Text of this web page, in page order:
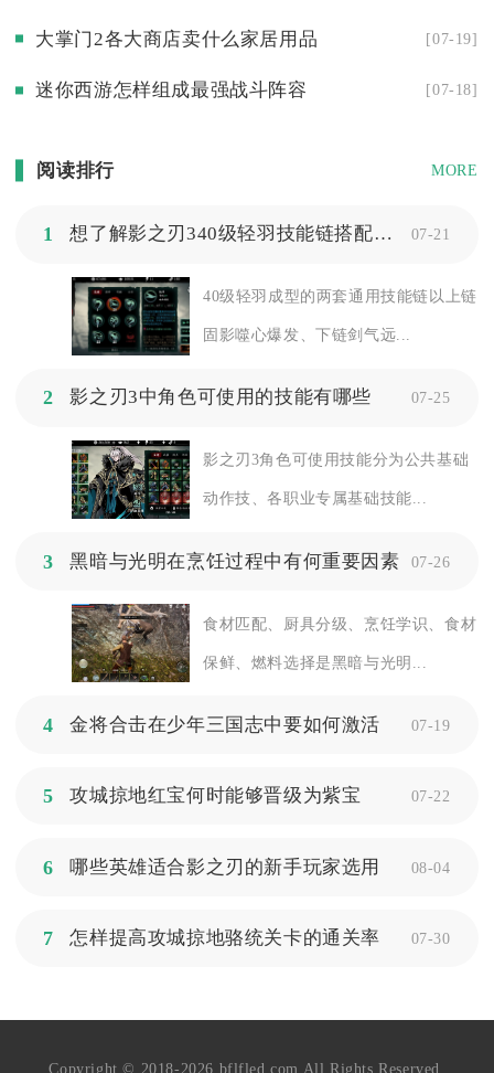
大掌门2各大商店卖什么家居用品 [07-19]
迷你西游怎样组成最强战斗阵容 [07-18]
阅读排行 MORE
1 想了解影之刃340级轻羽技能链搭配攻略吗 07-21
40级轻羽成型的两套通用技能链以上链
固影噬心爆发、下链剑气远...
2 影之刃3中角色可使用的技能有哪些 07-25
影之刃3角色可使用技能分为公共基础
动作技、各职业专属基础技能...
3 黑暗与光明在烹饪过程中有何重要因素 07-26
食材匹配、厨具分级、烹饪学识、食材
保鲜、燃料选择是黑暗与光明...
4 金将合击在少年三国志中要如何激活 07-19
5 攻城掠地红宝何时能够晋级为紫宝 07-22
6 哪些英雄适合影之刃的新手玩家选用 08-04
7 怎样提高攻城掠地骆统关卡的通关率 07-30
Copyright © 2018-2026 bflfled.com All Rights Reserved.